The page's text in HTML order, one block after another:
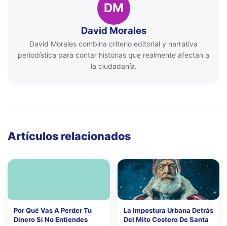
DM
David Morales
David Morales combina criterio editorial y narrativa
periodística para contar historias que realmente afectan a
la ciudadanía.
Artículos relacionados
Por Qué Vas A Perder Tu
Dinero Si No Entiendes
La Impostura Urbana Detrás
Del Mito Costero De Santa